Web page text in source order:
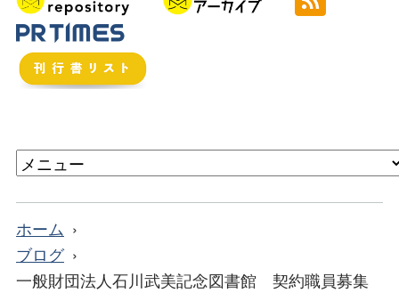
ホーム
ブログ
一般財団法人石川武美記念図書館 契約職員募集